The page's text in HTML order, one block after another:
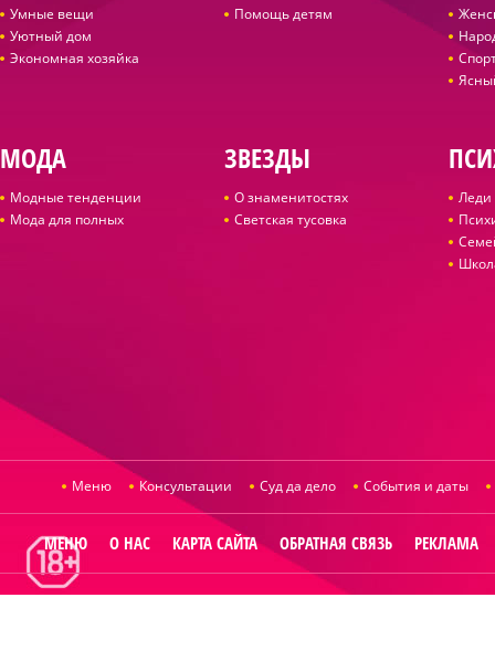
Умные вещи
Уютный дом
Экономная хозяйка
Помощь детям
МОДА
Модные тенденции
Мода для полных
ЗВЕЗДЫ
О знаменитостях
Светская тусовка
Леди
Меню Консультации Суд да дело События и даты
МЕНЮ О НАС КАРТА САЙТА ОБРАТНАЯ СВЯЗЬ РЕКЛАМА